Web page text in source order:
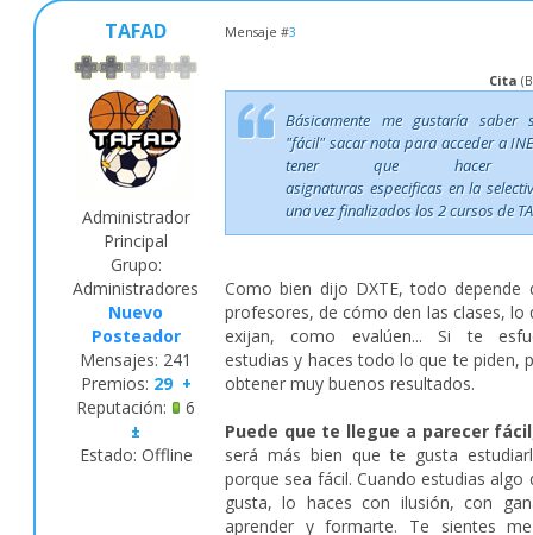
TAFAD Mensaje #3
Administrador
Principal
Grupo:
Administradores
Nuevo
Posteador
Mensajes: 241
Premios: 29 +
Reputación: 6
±
Estado: Offline
Cita (
Básicamente me gustaría saber
"fácil" sacar nota para acceder a
tener que hacer
asignaturas especificas en la
una vez finalizados los 2 cursos de
Como bien dijo DXTE, todo depende
profesores, de cómo den las clases, lo
exijan, como evalúen... Si te
estudias y haces todo lo que te piden,
obtener muy buenos resultados.
Puede que te llegue a parecer fácil
será más bien que te gusta
porque sea fácil. Cuando estudias algo
gusta, lo haces con ilusión, con
aprender y formarte. Te sientes